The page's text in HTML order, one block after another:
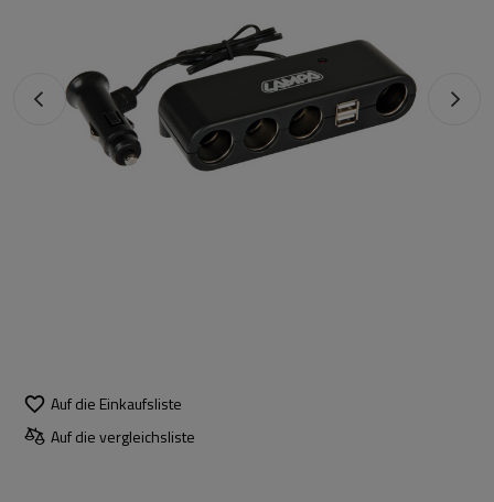
Auf die Einkaufsliste
Auf die vergleichsliste